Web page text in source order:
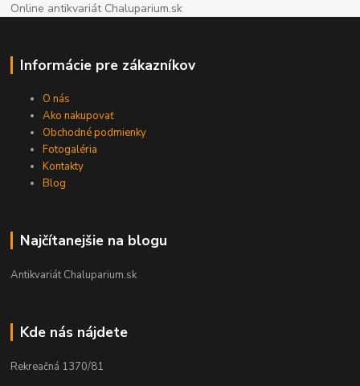
Online antikvariát Chaluparium.sk
Informácie pre zákazníkov
O nás
Ako nakupovať
Obchodné podmienky
Fotogaléria
Kontakty
Blog
Najčítanejšie na blogu
Antikvariát Chaluparium.sk
Kde nás nájdete
Rekreačná 1370/81